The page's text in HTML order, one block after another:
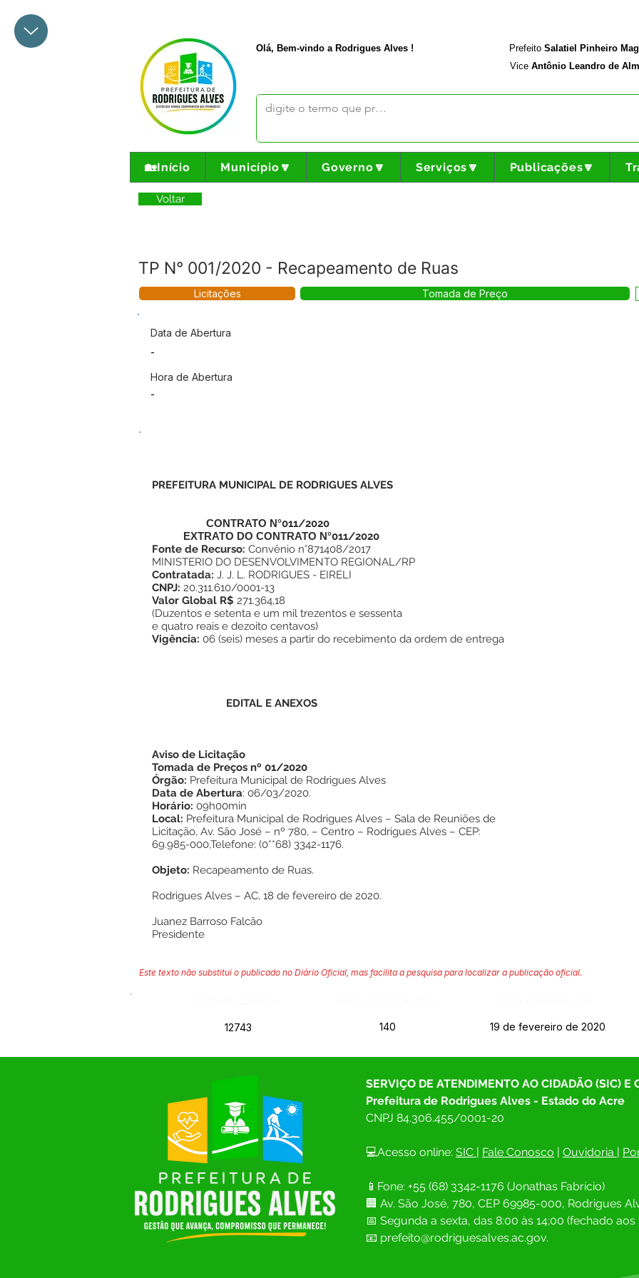
Olá, Bem-vindo a Rodrigues Alves ! Prefeito Salatiel Pinheiro
Vice Antônio Leandro de
🏡Início Município🔽 Governo🔽 Serviços🔽 Publicações🔽
Voltar
TP N° 001/2020 - Recapeamento de Ruas
Licitações Tomada de Preço
Data de Abertura
-
Hora de Abertura
-
PREFEITURA MUNICIPAL DE RODRIGUES ALVES
CONTRATO N°011/2020
EXTRATO DO CONTRATO N°011/2020
Fonte de Recurso: Convênio n°871408/2017
MINISTERIO DO DESENVOLVIMENTO REGIONAL/RP
Contratada: J. J. L. RODRIGUES - EIRELI
CNPJ: 20.311.610/0001-13
Valor Global R$ 271.364,18
(Duzentos e setenta e um mil trezentos e sessenta
e quatro reais e dezoito centavos)
Vigência: 06 (seis) meses a partir do recebimento da ordem de entrega
EDITAL E ANEXOS
Aviso de Licitação
Tomada de Preços nº 01/2020
Órgão: Prefeitura Municipal de Rodrigues Alves
Data de Abertura: 06/03/2020.
Horário: 09h00min
Local: Prefeitura Municipal de Rodrigues Alves – Sala de Reuniões de
Licitação, Av. São José – nº 780, – Centro – Rodrigues Alves – CEP:
69.985-000,Telefone: (0**68) 3342-1176.
Objeto: Recapeamento de Ruas.
Rodrigues Alves – AC, 18 de fevereiro de 2020.
Juanez Barroso Falcão
Presidente
Este texto não substitui o publicado no Diário Oficial, mas facilita a pesquisa para localizar a publicação oficial.
12743 140 19 de fevereiro de 2020
SERVIÇO DE ATENDIMENTO AO CIDADÃO (SIC) E
Prefeitura de Rodrigues Alves - Estado do Acre
CNPJ 84.306.455/0001-20
💻Acesso online: SIC | Fale Conosco | Ouvidoria |
📱Fone: +55 (68) 3342-1176 (Jonathas Fabrício)
🏢 Av. São José, 780, CEP 69985-000, Rodrigues
📅 Segunda a sexta, das 8:00 às 14;00 (fechado
📧 prefeito@rodriguesalves.ac.gov.